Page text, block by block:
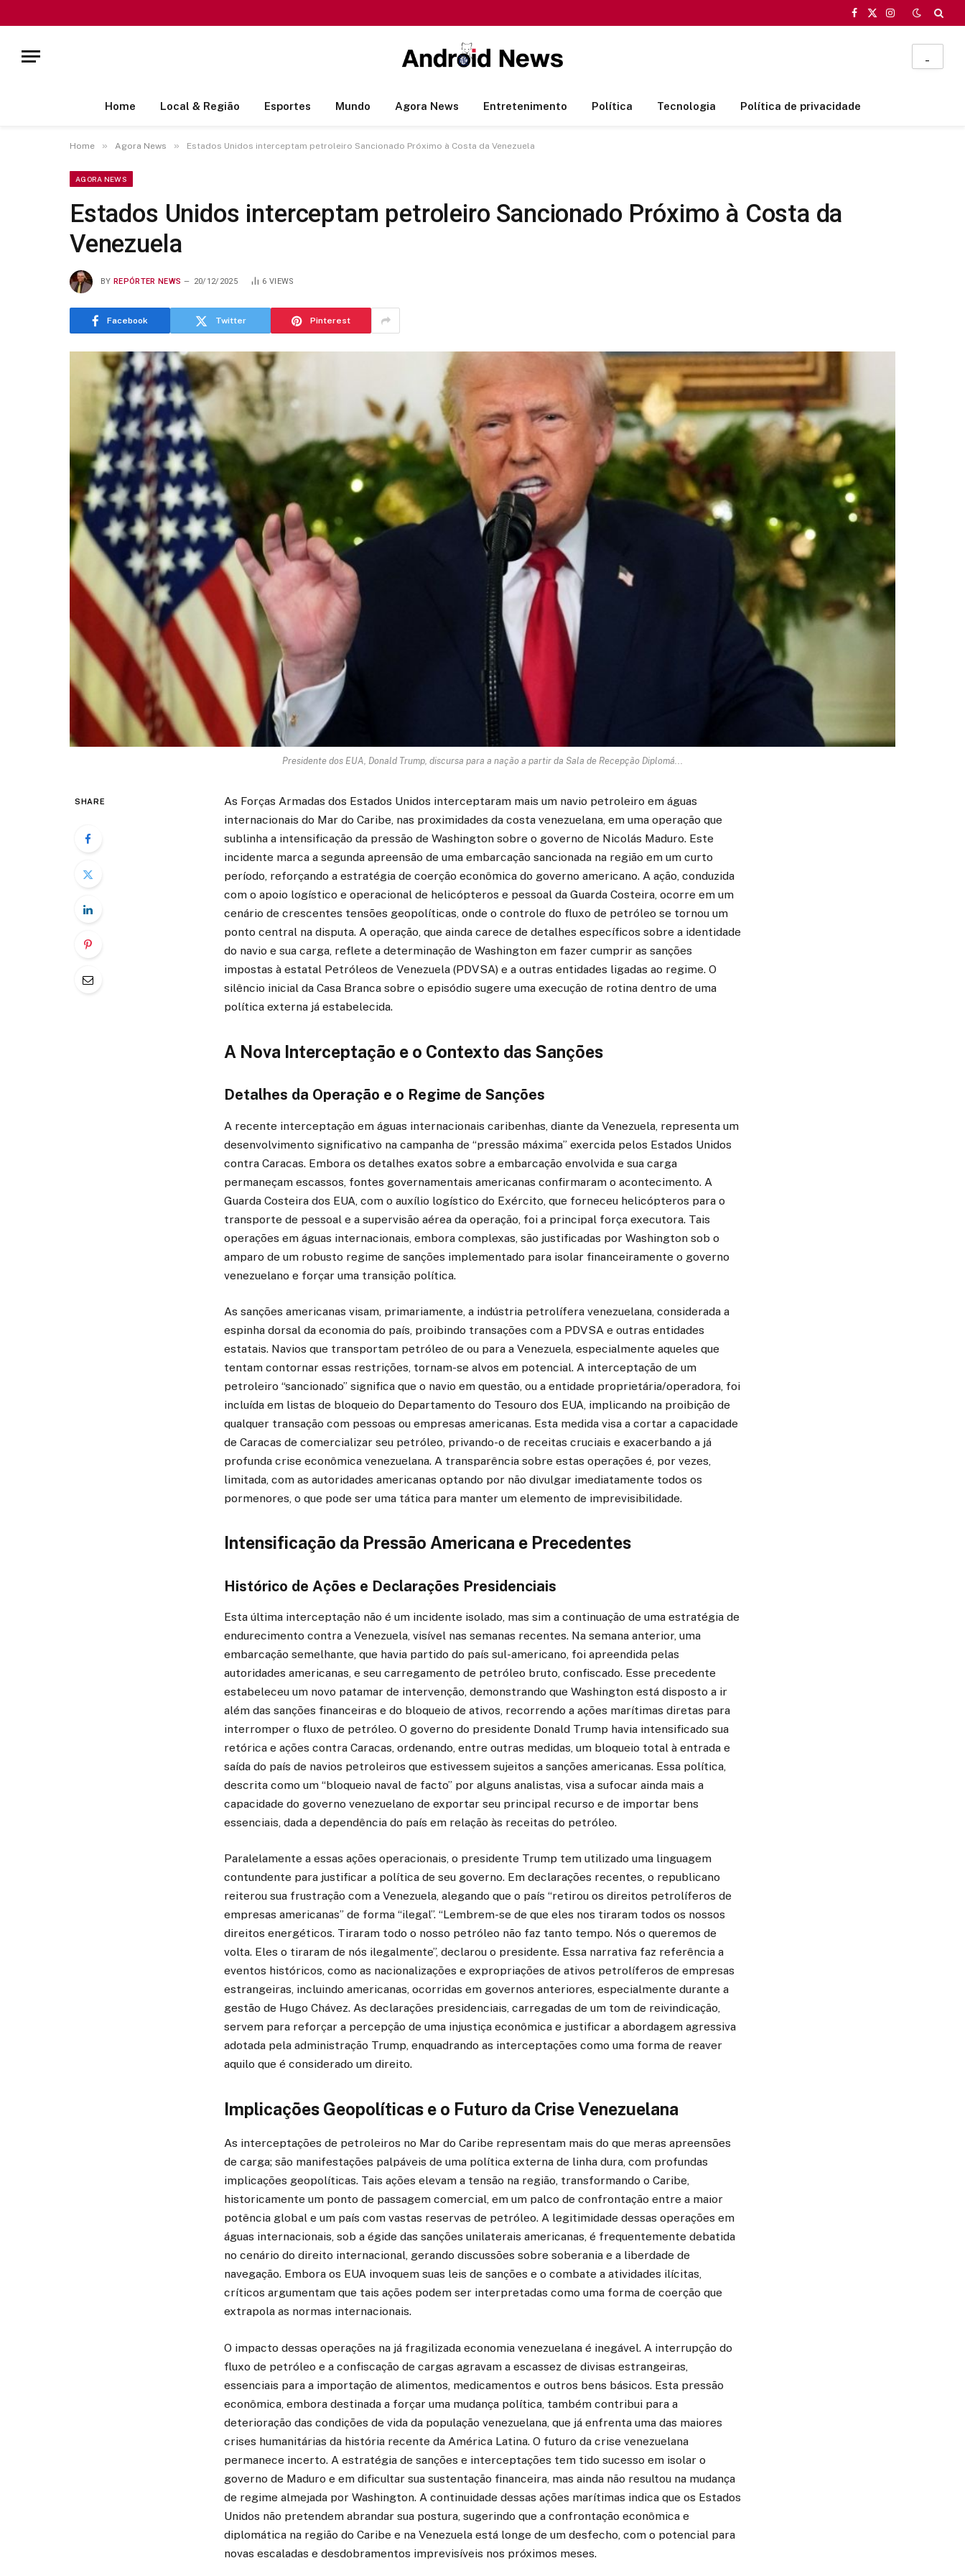
Facebook
X
Instagram
Home Local & Região Esportes Mundo Agora News Entretenimento Política Tecnologia Política de privacidade
Home » Agora News » Estados Unidos interceptam petroleiro Sancionado Próximo à Costa da Venezuela
AGORA NEWS
Estados Unidos interceptam petroleiro Sancionado Próximo à Costa da
Venezuela
BY REPÓRTER NEWS 20/12/2025 6 VIEWS
Facebook Twitter Pinterest
Presidente dos EUA, Donald Trump, discursa para a nação a partir da Sala de Recepção Diplomá...
SHARE
As Forças Armadas dos Estados Unidos interceptaram mais um navio petroleiro em águas
internacionais do Mar do Caribe, nas proximidades da costa venezuelana, em uma operação que
sublinha a intensificação da pressão de Washington sobre o governo de Nicolás Maduro. Este
incidente marca a segunda apreensão de uma embarcação sancionada na região em um curto
período, reforçando a estratégia de coerção econômica do governo americano. A ação, conduzida
com o apoio logístico e operacional de helicópteros e pessoal da Guarda Costeira, ocorre em um
cenário de crescentes tensões geopolíticas, onde o controle do fluxo de petróleo se tornou um
ponto central na disputa. A operação, que ainda carece de detalhes específicos sobre a identidade
do navio e sua carga, reflete a determinação de Washington em fazer cumprir as sanções
impostas à estatal Petróleos de Venezuela (PDVSA) e a outras entidades ligadas ao regime. O
silêncio inicial da Casa Branca sobre o episódio sugere uma execução de rotina dentro de uma
política externa já estabelecida.
A Nova Interceptação e o Contexto das Sanções
Detalhes da Operação e o Regime de Sanções
A recente interceptação em águas internacionais caribenhas, diante da Venezuela, representa um
desenvolvimento significativo na campanha de “pressão máxima” exercida pelos Estados Unidos
contra Caracas. Embora os detalhes exatos sobre a embarcação envolvida e sua carga
permaneçam escassos, fontes governamentais americanas confirmaram o acontecimento. A
Guarda Costeira dos EUA, com o auxílio logístico do Exército, que forneceu helicópteros para o
transporte de pessoal e a supervisão aérea da operação, foi a principal força executora. Tais
operações em águas internacionais, embora complexas, são justificadas por Washington sob o
amparo de um robusto regime de sanções implementado para isolar financeiramente o governo
venezuelano e forçar uma transição política.
As sanções americanas visam, primariamente, a indústria petrolífera venezuelana, considerada a
espinha dorsal da economia do país, proibindo transações com a PDVSA e outras entidades
estatais. Navios que transportam petróleo de ou para a Venezuela, especialmente aqueles que
tentam contornar essas restrições, tornam-se alvos em potencial. A interceptação de um
petroleiro “sancionado” significa que o navio em questão, ou a entidade proprietária/operadora, foi
incluída em listas de bloqueio do Departamento do Tesouro dos EUA, implicando na proibição de
qualquer transação com pessoas ou empresas americanas. Esta medida visa a cortar a capacidade
de Caracas de comercializar seu petróleo, privando-o de receitas cruciais e exacerbando a já
profunda crise econômica venezuelana. A transparência sobre estas operações é, por vezes,
limitada, com as autoridades americanas optando por não divulgar imediatamente todos os
pormenores, o que pode ser uma tática para manter um elemento de imprevisibilidade.
Intensificação da Pressão Americana e Precedentes
Histórico de Ações e Declarações Presidenciais
Esta última interceptação não é um incidente isolado, mas sim a continuação de uma estratégia de
endurecimento contra a Venezuela, visível nas semanas recentes. Na semana anterior, uma
embarcação semelhante, que havia partido do país sul-americano, foi apreendida pelas
autoridades americanas, e seu carregamento de petróleo bruto, confiscado. Esse precedente
estabeleceu um novo patamar de intervenção, demonstrando que Washington está disposto a ir
além das sanções financeiras e do bloqueio de ativos, recorrendo a ações marítimas diretas para
interromper o fluxo de petróleo. O governo do presidente Donald Trump havia intensificado sua
retórica e ações contra Caracas, ordenando, entre outras medidas, um bloqueio total à entrada e
saída do país de navios petroleiros que estivessem sujeitos a sanções americanas. Essa política,
descrita como um “bloqueio naval de facto” por alguns analistas, visa a sufocar ainda mais a
capacidade do governo venezuelano de exportar seu principal recurso e de importar bens
essenciais, dada a dependência do país em relação às receitas do petróleo.
Paralelamente a essas ações operacionais, o presidente Trump tem utilizado uma linguagem
contundente para justificar a política de seu governo. Em declarações recentes, o republicano
reiterou sua frustração com a Venezuela, alegando que o país “retirou os direitos petrolíferos de
empresas americanas” de forma “ilegal”. “Lembrem-se de que eles nos tiraram todos os nossos
direitos energéticos. Tiraram todo o nosso petróleo não faz tanto tempo. Nós o queremos de
volta. Eles o tiraram de nós ilegalmente”, declarou o presidente. Essa narrativa faz referência a
eventos históricos, como as nacionalizações e expropriações de ativos petrolíferos de empresas
estrangeiras, incluindo americanas, ocorridas em governos anteriores, especialmente durante a
gestão de Hugo Chávez. As declarações presidenciais, carregadas de um tom de reivindicação,
servem para reforçar a percepção de uma injustiça econômica e justificar a abordagem agressiva
adotada pela administração Trump, enquadrando as interceptações como uma forma de reaver
aquilo que é considerado um direito.
Implicações Geopolíticas e o Futuro da Crise Venezuelana
As interceptações de petroleiros no Mar do Caribe representam mais do que meras apreensões
de carga; são manifestações palpáveis de uma política externa de linha dura, com profundas
implicações geopolíticas. Tais ações elevam a tensão na região, transformando o Caribe,
historicamente um ponto de passagem comercial, em um palco de confrontação entre a maior
potência global e um país com vastas reservas de petróleo. A legitimidade dessas operações em
águas internacionais, sob a égide das sanções unilaterais americanas, é frequentemente debatida
no cenário do direito internacional, gerando discussões sobre soberania e a liberdade de
navegação. Embora os EUA invoquem suas leis de sanções e o combate a atividades ilícitas,
críticos argumentam que tais ações podem ser interpretadas como uma forma de coerção que
extrapola as normas internacionais.
O impacto dessas operações na já fragilizada economia venezuelana é inegável. A interrupção do
fluxo de petróleo e a confiscação de cargas agravam a escassez de divisas estrangeiras,
essenciais para a importação de alimentos, medicamentos e outros bens básicos. Esta pressão
econômica, embora destinada a forçar uma mudança política, também contribui para a
deterioração das condições de vida da população venezuelana, que já enfrenta uma das maiores
crises humanitárias da história recente da América Latina. O futuro da crise venezuelana
permanece incerto. A estratégia de sanções e interceptações tem tido sucesso em isolar o
governo de Maduro e em dificultar sua sustentação financeira, mas ainda não resultou na mudança
de regime almejada por Washington. A continuidade dessas ações marítimas indica que os Estados
Unidos não pretendem abrandar sua postura, sugerindo que a confrontação econômica e
diplomática na região do Caribe e na Venezuela está longe de um desfecho, com o potencial para
novas escaladas e desdobramentos imprevisíveis nos próximos meses.